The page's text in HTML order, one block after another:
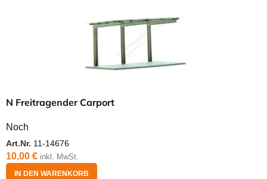
N Freitragender Carport
Noch
Art.Nr. 11-14676
10,00 € inkl. MwSt.
IN DEN WARENKORB